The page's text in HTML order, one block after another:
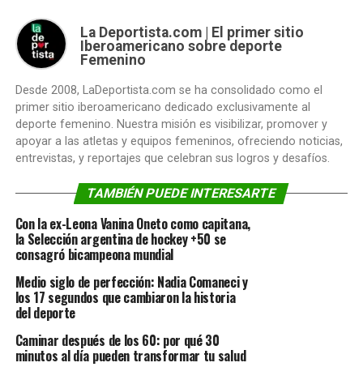
La Deportista.com | El primer sitio
Iberoamericano sobre deporte
Femenino
Desde 2008, LaDeportista.com se ha consolidado como el
primer sitio iberoamericano dedicado exclusivamente al
deporte femenino. Nuestra misión es visibilizar, promover y
apoyar a las atletas y equipos femeninos, ofreciendo noticias,
entrevistas, y reportajes que celebran sus logros y desafíos.
TAMBIÉN PUEDE INTERESARTE
Con la ex-Leona Vanina Oneto como capitana,
la Selección argentina de hockey +50 se
consagró bicampeona mundial
Medio siglo de perfección: Nadia Comaneci y
los 17 segundos que cambiaron la historia
del deporte
Caminar después de los 60: por qué 30
minutos al día pueden transformar tu salud